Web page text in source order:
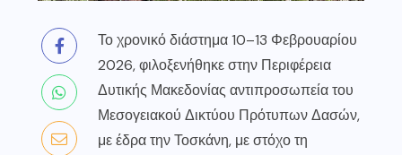
Το χρονικό διάστημα 10–13 Φεβρουαρίου
2026, φιλοξενήθηκε στην Περιφέρεια
Δυτικής Μακεδονίας αντιπροσωπεία του
Μεσογειακού Δικτύου Πρότυπων Δασών,
με έδρα την Τοσκάνη, με στόχο τη